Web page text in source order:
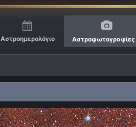
Αστροημερολόγιο Αστροφωτογραφίες